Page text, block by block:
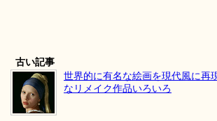
古い記事
世界的に有名な絵画を現代風に再
なリメイク作品いろいろ